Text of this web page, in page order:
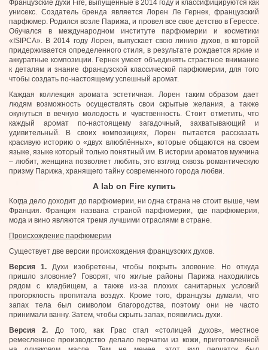
Французские духи Fire, выпущенные в 2014 году и классифицируются как
унисекс. Создатель бренда является Лорен Ле Гернек, французский
парфюмер. Родился возле Парижа, и провел все свое детство в Герессе.
Обучался в международном институте парфюмерии и косметики
«ISIPCA». В 2014 году Лорен, выпускает свою линию духов, в которой
придерживается определенного стиля, в результате рождается яркие и
аккуратные композиции. Гернек умеет объединять страстное внимание
к деталям и знание французской классической парфюмерии, для того
чтобы создать по-настоящему успешный аромат.
Каждая коллекция аромата эстетичная. Лорен таким образом дает
людям возможность осуществлять свои скрытые желания, а также
окунуться в вечную молодость и чувственность. Стоит отметить, что
каждый аромат по-настоящему загадочный, захватывающий и
удивительный. В своих композициях, Лорен пытается рассказать
красивую историю о «двух влюблённых», которые общаются на своем
языке, языке который только понятный им. В истории ароматов мужчина
– любит, женщина позволяет любить, это взгляд сквозь романтическую
призму Парижа, хранящего тайну современного города любви.
А lab on Fire купить
Когда дело доходит до парфюмерии, ни одна страна не стоит выше, чем
Франция. Франция названа страной парфюмерии, где парфюмерия,
мода и вино являются тремя лучшими отраслями в стране.
Происхождение парфюмерии
Существует две версии происхождения французских духов.
Версия 1.Духи изобретены, чтобы покрыть зловоние. Но откуда
пришло зловоние? Говорят, что жилые районы Парижа находились
рядом с кладбищем, а также из-за плохих санитарных условий
прогорклость пропитала воздух. Кроме того, французы думали, что
запах тела был символом благородства, поэтому они не часто
принимали ванну. Затем, чтобы скрыть запах, появились духи.
Версия 2. До того, как Грас стал «столицей духов», местное
ремесленное производство делало перчатки из кожи, приготовленной